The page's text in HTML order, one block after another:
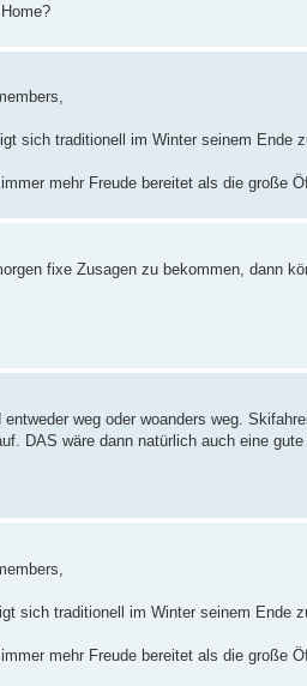
sich traditionell im Winter seinem
mehr Freude bereitet als die große
fixe Zusagen zu bekommen, dann
weg oder woanders weg.
DAS wäre dann natürlich auch eine gute
sich traditionell im Winter seinem Ende
mehr Freude bereitet als die große